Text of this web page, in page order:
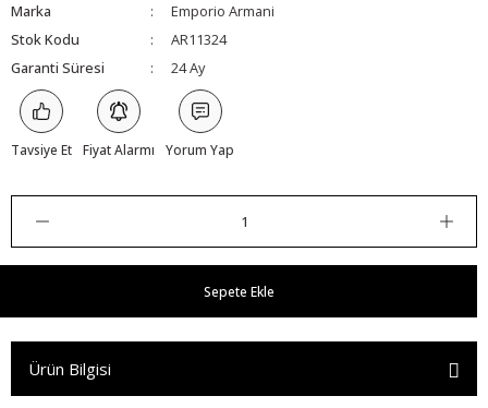
Marka
Emporio Armani
Stok Kodu
AR11324
Garanti Süresi
24 Ay
Tavsiye Et Fiyat Alarmı Yorum Yap
Sepete Ekle
Ürün Bilgisi